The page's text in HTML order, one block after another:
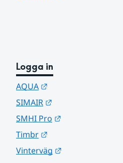
Logga in
AQUA
SIMAIR
SMHI Pro
Timbr
Vinterväg